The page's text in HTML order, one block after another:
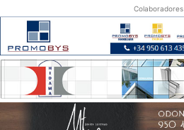
Colaboradores